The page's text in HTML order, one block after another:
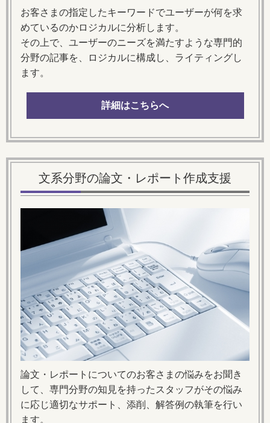
お客さまの指定したキーワードでユーザーが何を求
めているのかロジカルに分析します。
その上で、ユーザーのニーズを満たすような専門的
分野の記事を、ロジカルに構成し、ライティングし
ます。
詳細はこちらへ
文系分野の論文・レポート作成支援
論文・レポートについてのお客さまの悩みをお聞き
して、専門分野の知見を持ったスタッフがその悩み
に応じ適切なサポート、添削、解答例の執筆を行い
ます。